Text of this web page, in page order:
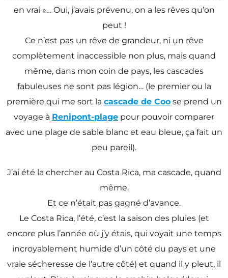
en vrai »… Oui, j’avais prévenu, on a les rêves qu’on
peut !
Ce n’est pas un rêve de grandeur, ni un rêve
complètement inaccessible non plus, mais quand
même, dans mon coin de pays, les cascades
fabuleuses ne sont pas légion… (le premier ou la
première qui me sort la cascade de Coose prend un
voyage à Renipont-plage pour pouvoir comparer
avec une plage de sable blanc et eau bleue, ça fait un
peu pareil).
J’ai été la chercher au Costa Rica, ma cascade, quand
même.
Et ce n’était pas gagné d’avance.
Le Costa Rica, l’été, c’est la saison des pluies (et
encore plus l’année où j’y étais, qui voyait une temps
incroyablement humide d’un côté du pays et une
vraie sécheresse de l’autre côté) et quand il y pleut, il